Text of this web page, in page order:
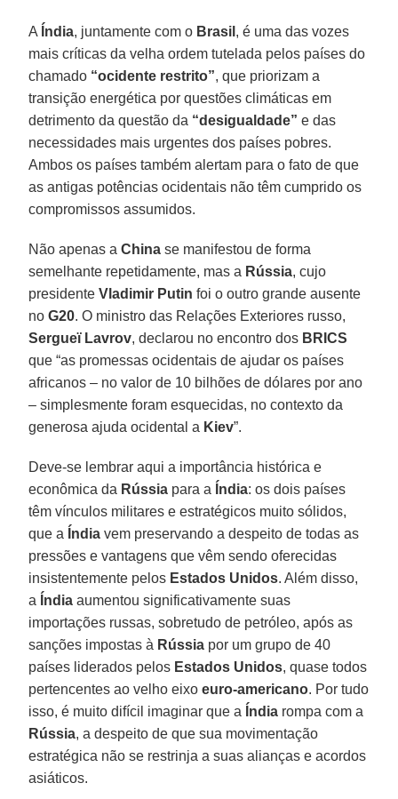
A Índia, juntamente com o Brasil , é uma das vozes
mais críticas da velha ordem tutelada pelos países do
chamado “ocidente restrito”, que priorizam a
transição energética por questões climáticas em
detrimento da questão da “desigualdade” e das
necessidades mais urgentes dos países pobres.
Ambos os países também alertam para o fato de que
as antigas potências ocidentais não têm cumprido os
compromissos assumidos.
Não apenas aChina se manifestou de forma
semelhante repetidamente, mas a Rússia, cujo
presidenteVladimir Putin foi o outro grande ausente
noG20. O ministro das Relações Exteriores russo,
Sergueï Lavrov, declarou no encontro dos BRICS
que “as promessas ocidentais de ajudar os países
africanos – no valor de 10 bilhões de dólares por ano
– simplesmente foram esquecidas, no contexto da
generosa ajuda ocidental a Kiev”.
Deve-se lembrar aqui a importância histórica e
econômica da Rússia para a Índia: os dois países
têm vínculos militares e estratégicos muito sólidos,
que a Índia vem preservando a despeito de todas as
pressões e vantagens que vêm sendo oferecidas
insistentemente pelos Estados Unidos. Além disso,
a Índia aumentou significativamente suas
importações russas, sobretudo de petróleo, após as
sanções impostas à Rússia por um grupo de 40
países liderados pelos Estados Unidos, quase todos
pertencentes ao velho eixoeuro-americano. Por tudo
isso, é muito difícil imaginar que a Índia rompa com a
Rússia, a despeito de que sua movimentação
estratégica não se restrinja a suas alianças e acordos
asiáticos.